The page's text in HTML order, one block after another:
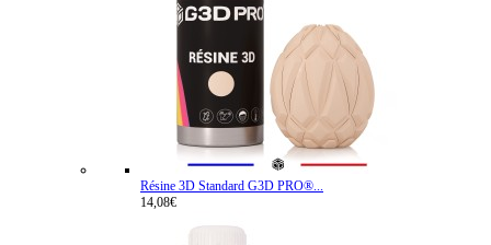
Résine 3D Standard G3D PRO®...
14,08€